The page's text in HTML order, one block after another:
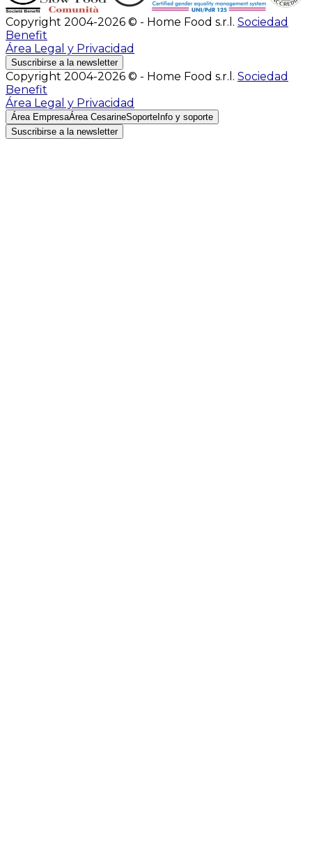
Copyright 2004-2026 © - Home Food s.r.l. Sociedad
Benefit
Área Legal y Privacidad
Suscribirse a la newsletter
Copyright 2004-2026 © - Home Food s.r.l. Sociedad
Benefit
Área Legal y Privacidad
Área EmpresaÁrea CesarineSoporte Info y soporte
Suscribirse a la newsletter